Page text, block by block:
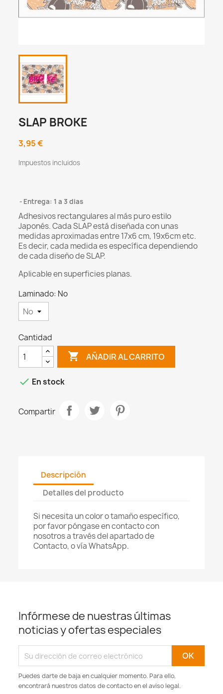
SLAP BROKE
3,95 €
Impuestos incluidos
Entrega: 1 a 3 dias
Adhesivos rectangulares al más puro estilo
Japonés. Cada SLAP está diseñada con unas
medidas aproximadas entre 17x6 cm, 19x6cm etc.
Es decir, cada medida es específica dependiendo
de cada diseño de SLAP.
Aplicable en superficies planas.
Laminado: No
Cantidad
 AÑADIR AL CARRITO
 En stock
Compartir
Descripción
Detalles del producto
Si necesita un color o tamaño específico,
por favor póngase en contacto con
nosotros a través del apartado de
Contacto, o vía WhatsApp.
Infórmese de nuestras últimas
noticias y ofertas especiales
Puedes darte de baja en cualquier momento. Para ello,
encontrará nuestros datos de contacto en el aviso legal.